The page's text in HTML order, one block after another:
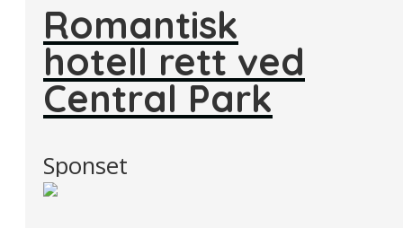
Romantisk
hotell rett ved
Central Park
Sponset